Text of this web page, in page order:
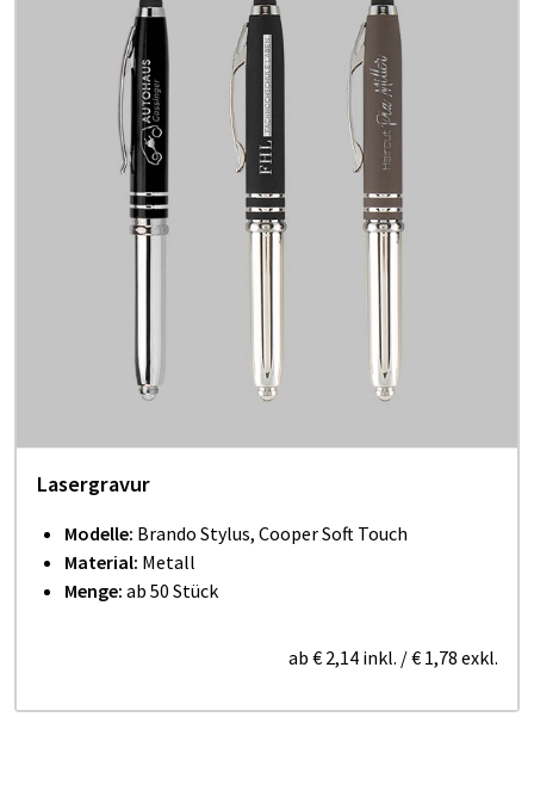
Lasergravur
Modelle: Brando Stylus, Cooper Soft Touch
Material: Metall
Menge: ab 50 Stück
ab € 2,14 inkl. /€ 1,78 exkl.